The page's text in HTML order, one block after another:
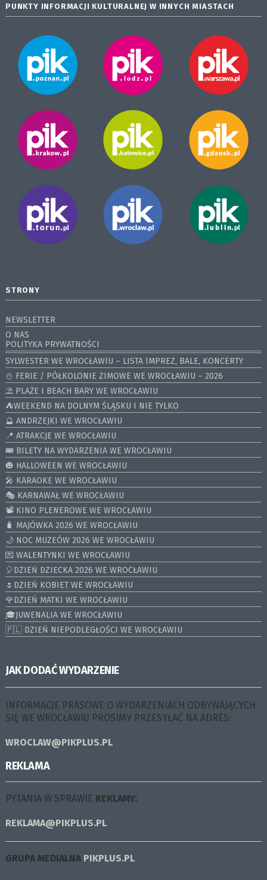
PUNKTY INFORMACJI KULTURALNEJ W INNYCH MIASTACH
STRONY
NEWSLETTER
O NAS
POLITYKA PRYWATNOŚCI
SYLWESTER WE WROCŁAWIU – LISTA IMPREZ, BALE, KONCERTY
⛄️ FERIE / PÓŁKOLONIE ZIMOWE WE WROCŁAWIU – 2026
⛱️ PLAŻE I BEACH BARY WE WROCŁAWIU
⛺️WEEKEND NA DOLNYM ŚLĄSKU I NIE TYLKO
🔮 ANDRZEJKI WE WROCŁAWIU
📍 ATRAKCJE WE WROCŁAWIU
🎟️ BILETY NA WYDARZENIA WE WROCŁAWIU
🎃 HALLOWEEN WE WROCŁAWIU
🎤 KARAOKE WE WROCŁAWIU
🎭 KARNAWAŁ WE WROCŁAWIU
📽️ KINO PLENEROWE WE WROCŁAWIU
🧳 MAJÓWKA 2026 WE WROCŁAWIU
🌙 NOC MUZEÓW 2026 WE WROCŁAWIU
💌 WALENTYNKI WE WROCŁAWIU
🎈DZIEŃ DZIECKA 2026 WE WROCŁAWIU
🌷DZIEŃ KOBIET WE WROCŁAWIU
🌹DZIEŃ MATKI WE WROCŁAWIU
🎓JUWENALIA WE WROCŁAWIU
🇵🇱 DZIEŃ NIEPODLEGŁOŚCI WE WROCŁAWIU
JAK DODAĆ WYDARZENIE
INFORMACJE PRASOWE O WYDARZENIACH ODBYWAJĄCYCH
SIĘ WE WROCŁAWIU PROSIMY PRZESYŁAĆ NA ADRES:
WROCLAW@PIKPLUS.PL
REKLAMA
PYTANIA W SPRAWIE REKLAMY:
REKLAMA@PIKPLUS.PL
GRUPA MEDIALNA PIKPLUS.PL